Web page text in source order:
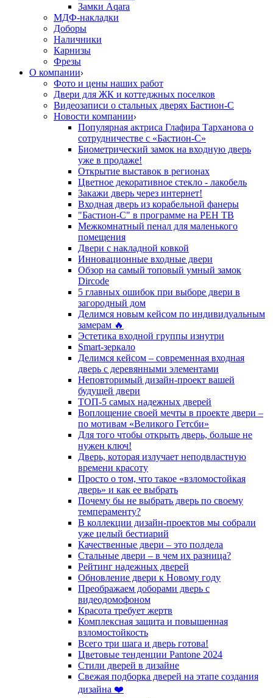
Замки Aqara
МДФ-накладки
Доборы
Наличники
Карнизы
Фрезы
О компании
Фото и цены наших работ
Двери для ЖК и коттеджных поселков
Видеозаписи о стальных дверях Бастион-С
Новости компании
Популярная актриса Глафира Тарханова о
сотрудничестве с «Бастион-С»
Биометрический замок на входную дверь
уже в продаже!
Открытие выставок в регионах
Цветное декоративное стекло - лакобель
Закажи дверь через интернет!
Входная дверь из корабельной фанеры
"Бастион-С" в программе на РЕН ТВ
Межкомнатный пенал для маленького
помещения
Двери с накладной ковкой
Инновационные входные двери
Обзор на самый топовый умный замок
Dircode
5 главных ошибок при выборе двери в
загородный дом
Делимся новым кейсом по индивидуальным
замерам 🔥
Эстетика входной группы изнутри
Smart-зеркало
Делимся кейсом – современная входная
дверь с деревянными элементами
Неповторимый дизайн-проект вашей
будущей двери
ТОП-5 самых надежных дверей
Воплощение своей мечты в проекте двери –
по мотивам «Великого Гетсби»
Для того чтобы открыть дверь, больше не
нужен ключ!
Дверь, которая излучает неподвластную
времени красоту
Просто о том, что такое «взломостойкая
дверь» и как ее выбрать
Почему бы не выбрать дверь по своему
темпераменту?
В коллекции дизайн-проектов мы собрали
уже целый бестиарий
Качественные двери – это полдела
Стальные двери – в чем их разница?
Рейтинг надежных дверей
Обновление двери к Новому году
Преображаем доборами дверь с
видеодомофоном
Красота требует жертв
Комплексная защита и повышенная
взломостойкость
Всего три шага и дверь готова!
Цветовые тенденции Pantone 2024
Стили дверей в дизайне
Свежая подборка дверей на этапе создания
дизайна ❤️